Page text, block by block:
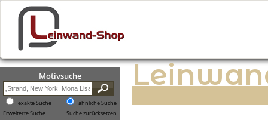
Motivsuche
exakte Suche
ähnliche Suche
Erweiterte Suche
Suche zurücksetzen